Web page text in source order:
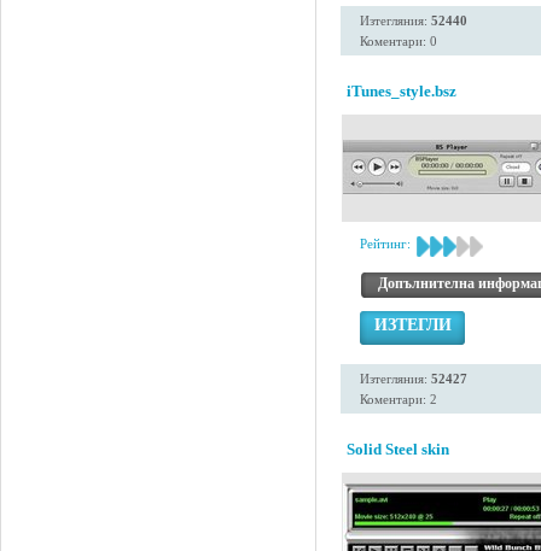
Изтегляния: 52440
Коментари: 0
iTunes_style.bsz
Рейтинг:
Допълнителна
ИЗТЕГЛИ
Изтегляния: 52427
Коментари: 2
Solid Steel skin